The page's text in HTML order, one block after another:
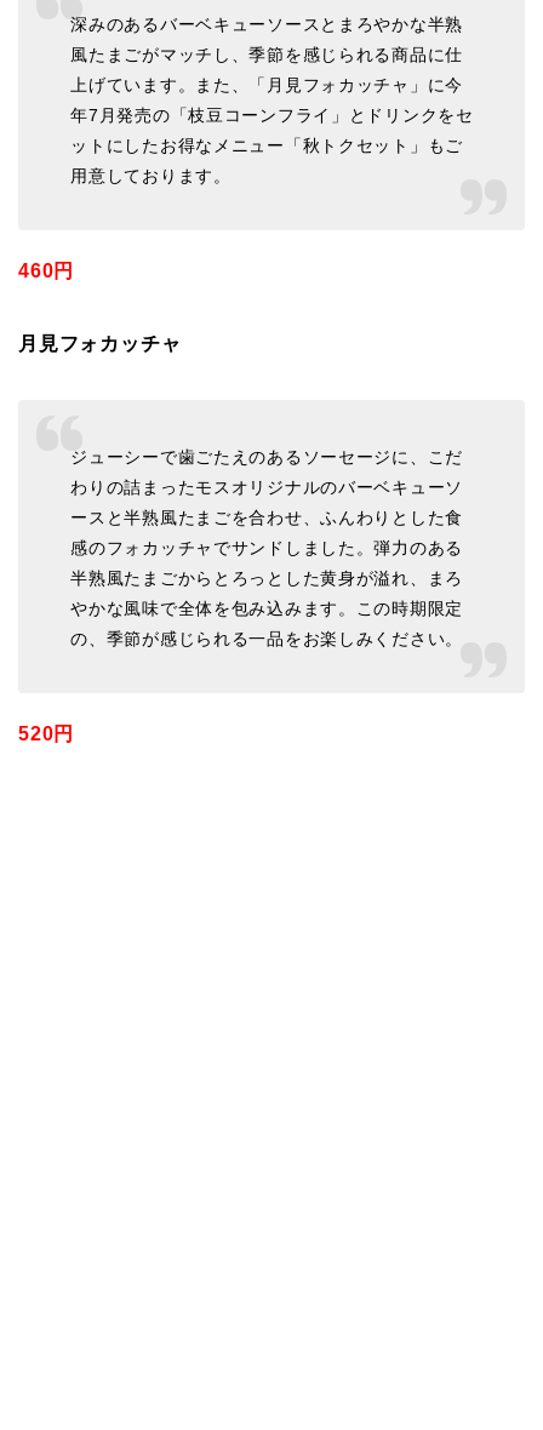
深みのあるバーベキューソースとまろやかな半熟
風たまごがマッチし、季節を感じられる商品に仕
上げています。また、「月見フォカッチャ」に今
年7月発売の「枝豆コーンフライ」とドリンクをセ
ットにしたお得なメニュー「秋トクセット」もご
用意しております。
460円
月見フォカッチャ
ジューシーで歯ごたえのあるソーセージに、こだ
わりの詰まったモスオリジナルのバーベキューソ
ースと半熟風たまごを合わせ、ふんわりとした食
感のフォカッチャでサンドしました。弾力のある
半熟風たまごからとろっとした黄身が溢れ、まろ
やかな風味で全体を包み込みます。この時期限定
の、季節が感じられる一品をお楽しみください。
520円